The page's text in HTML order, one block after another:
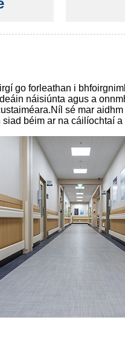
go forleathan i
náisiúnta agus a
sé mar
béim ar na cáilíochtaí